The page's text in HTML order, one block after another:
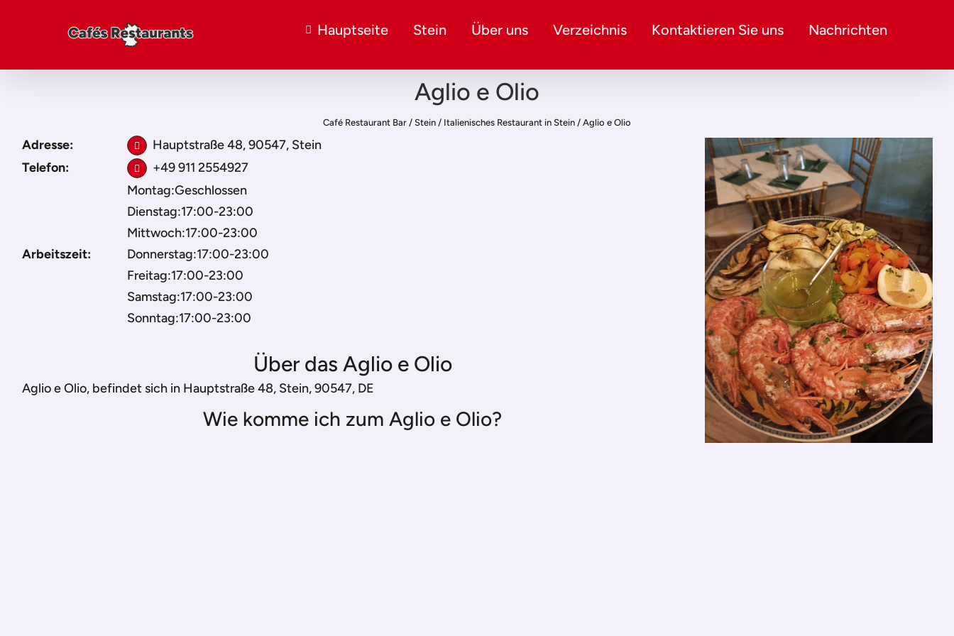
Hauptseite Stein Über uns Verzeichnis Kontaktieren Sie uns Nachrichten
Aglio e Olio
Café Restaurant Bar / Stein / Italienisches Restaurant in Stein / Aglio e Olio
Adresse:
Hauptstraße 48, 90547, Stein
Telefon:
+49 911 2554927
Arbeitszeit:
Montag:Geschlossen
Dienstag:17:00-23:00
Mittwoch:17:00-23:00
Donnerstag:17:00-23:00
Freitag:17:00-23:00
Samstag:17:00-23:00
Sonntag:17:00-23:00
Über das Aglio e Olio
Aglio e Olio, befindet sich in Hauptstraße 48, Stein, 90547, DE
Wie komme ich zum Aglio e Olio?